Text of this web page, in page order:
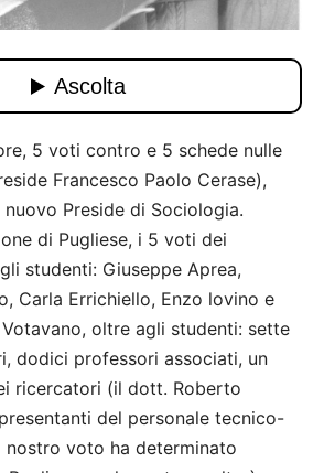
5 voti contro e 5 schede nulle
Francesco Paolo Cerase),
Preside di Sociologia.
di Pugliese, i 5 voti dei
studenti: Giuseppe Aprea,
Carla Errichiello, Enzo lovino e
oltre agli studenti: sette
dodici professori associati, un
ricercatori (il dott. Roberto
del personale tecnico-
nostro voto ha determinato